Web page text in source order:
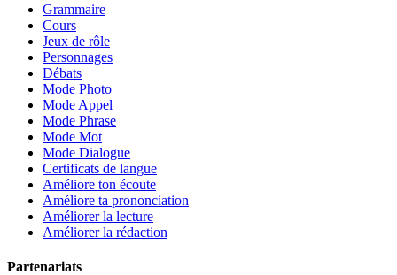
Grammaire
Cours
Jeux de rôle
Personnages
Débats
Mode Photo
Mode Appel
Mode Phrase
Mode Mot
Mode Dialogue
Certificats de langue
Améliore ton écoute
Améliore ta prononciation
Améliorer la lecture
Améliorer la rédaction
Partenariats